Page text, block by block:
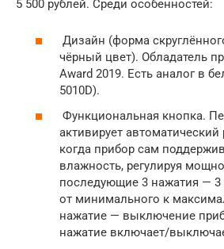
5 500 рублей. Среди особенностей:
Дизайн (форма
чёрный цвет). Обладатель
Award 2019. Есть аналог в
5010D).
Функциональная кнопка.
активирует
когда прибор сам
влажность, регулируя
последующие 3 нажатия —
от минимального к
нажатие — выключение
нажатие включает/